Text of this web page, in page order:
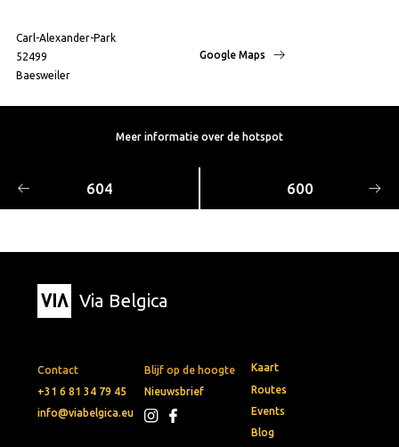
Carl-Alexander-Park
52499
Baesweiler
Google Maps
Meer informatie over de hotspot
604 600
Via Belgica
Contact
+31 6 81 34 79 45
info@viabelgica.eu
Blijf op de hoogte
Nieuwsbrief
Kaart
Routes
Events
Blog